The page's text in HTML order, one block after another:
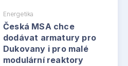
Energetika
Česká MSA chce
dodávat armatury pro
Dukovany i pro malé
modulární reaktory